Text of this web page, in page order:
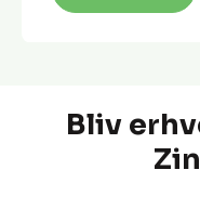
Bliv